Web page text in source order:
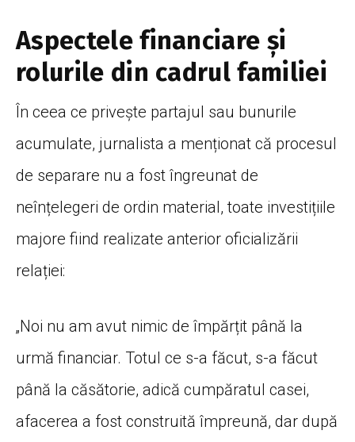
Aspectele financiare și
rolurile din cadrul familiei
În ceea ce privește partajul sau bunurile
acumulate, jurnalista a menționat că procesul
de separare nu a fost îngreunat de
neînțelegeri de ordin material, toate investițiile
majore fiind realizate anterior oficializării
relației:
„Noi nu am avut nimic de împărțit până la
urmă financiar. Totul ce s-a făcut, s-a făcut
până la căsătorie, adică cumpăratul casei,
afacerea a fost construită împreună, dar după